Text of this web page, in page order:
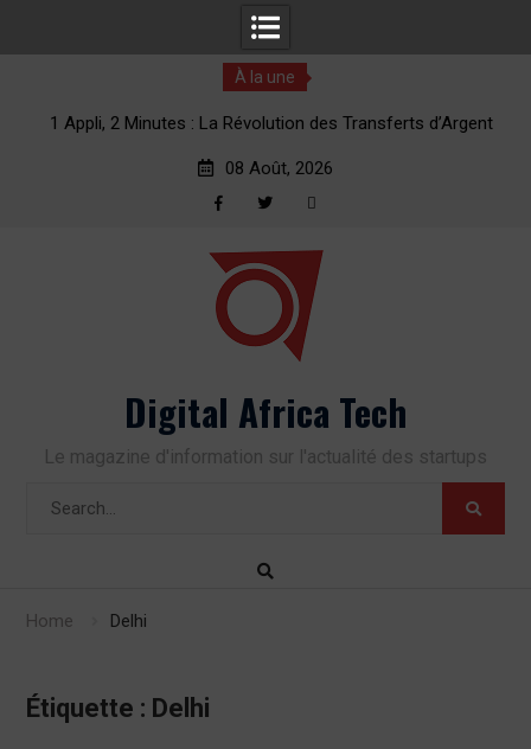
À la une
Cette startup de Nice veut révolutionner les transferts
08 Août, 2026
Digital Africa Tech
Le magazine d'information sur l'actualité des startups
Home Delhi
Étiquette : Delhi